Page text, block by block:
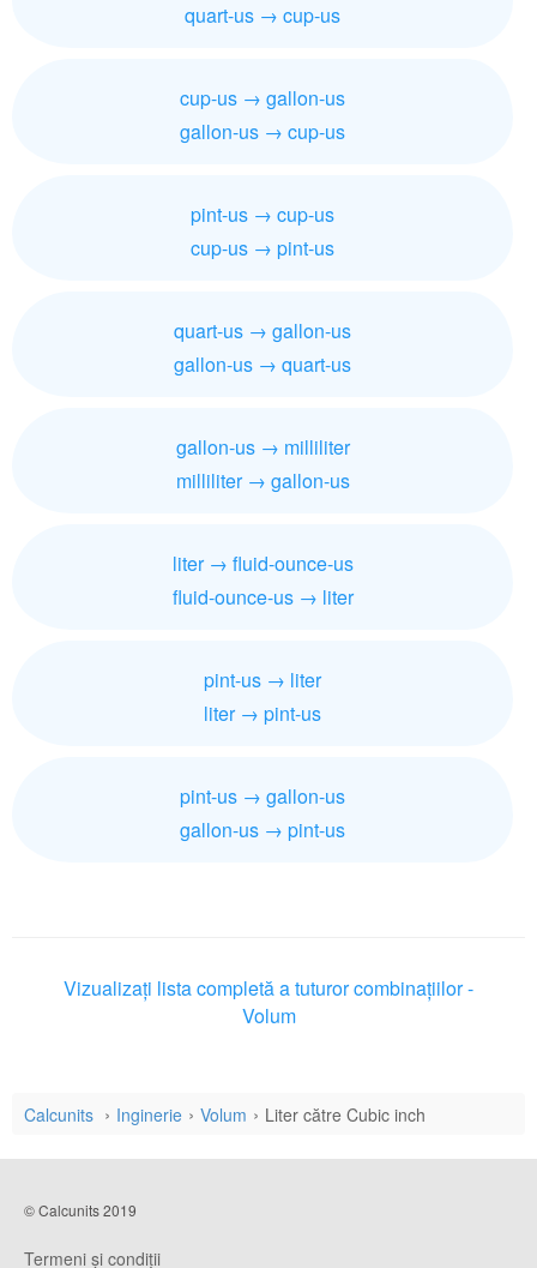
quart-us → cup-us
cup-us → gallon-us
gallon-us → cup-us
pint-us → cup-us
cup-us → pint-us
quart-us → gallon-us
gallon-us → quart-us
gallon-us → milliliter
milliliter → gallon-us
liter → fluid-ounce-us
fluid-ounce-us → liter
pint-us → liter
liter → pint-us
pint-us → gallon-us
gallon-us → pint-us
Vizualizați lista completă a tuturor combinațiilor -
Volum
Calcunits Inginerie Volum Liter către Cubic inch
© Calcunits 2019
Termeni și condiții